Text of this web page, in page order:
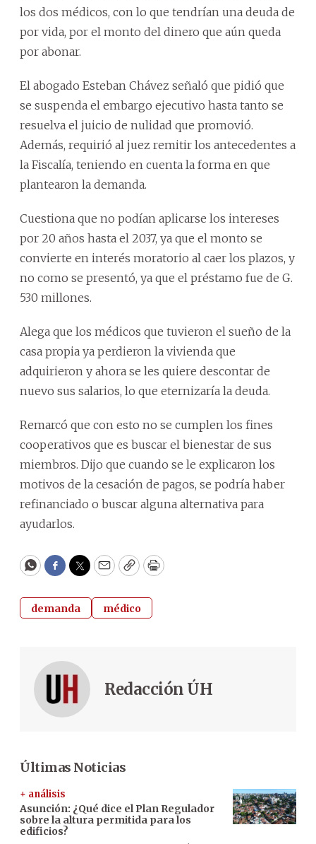
los dos médicos, con lo que tendrían una deuda de
por vida, por el monto del dinero que aún queda
por abonar.
El abogado Esteban Chávez señaló que pidió que
se suspenda el embargo ejecutivo hasta tanto se
resuelva el juicio de nulidad que promovió.
Además, requirió al juez remitir los antecedentes a
la Fiscalía, teniendo en cuenta la forma en que
plantearon la demanda.
Cuestiona que no podían aplicarse los intereses
por 20 años hasta el 2037, ya que el monto se
convierte en interés moratorio al caer los plazos, y
no como se presentó, ya que el préstamo fue de G.
530 millones.
Alega que los médicos que tuvieron el sueño de la
casa propia ya perdieron la vivienda que
adquirieron y ahora se les quiere descontar de
nuevo sus salarios, lo que eternizaría la deuda.
Remarcó que con esto no se cumplen los fines
cooperativos que es buscar el bienestar de sus
miembros. Dijo que cuando se le explicaron los
motivos de la cesación de pagos, se podría haber
refinanciado o buscar alguna alternativa para
ayudarlos.
WhatsApp
Facebook
Twitter
EmailCopyPrint
demanda médico
Redacción ÚH
Últimas Noticias
+ análisis
Asunción: ¿Qué dice el Plan Regulador
sobre la altura permitida para los
edificios?